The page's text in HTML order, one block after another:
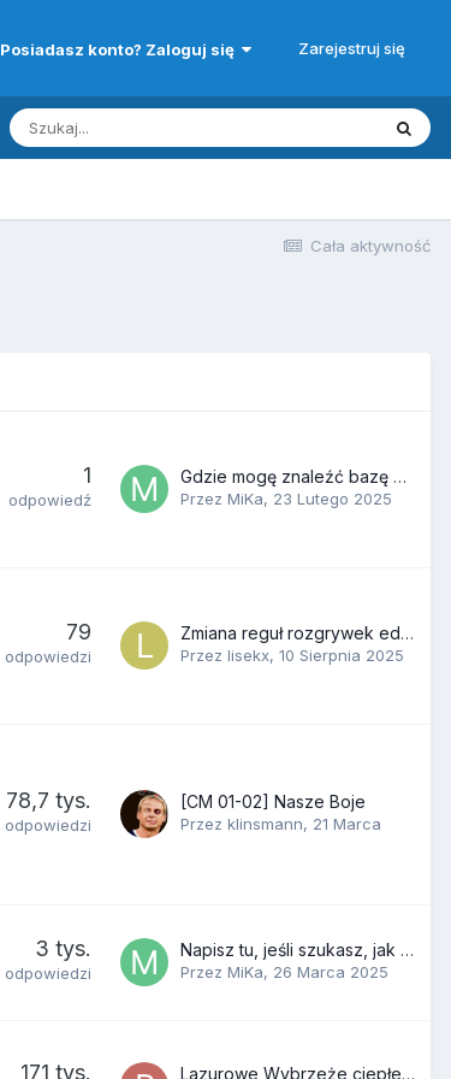
Posiadasz konto? Zaloguj się Zarejestruj się
Cała aktywność
1
odpowiedź
Gdzie mogę znaleźć bazę danych z wszystkimi polskimi klubami i ligami do Football Managera 2024?
Przez MiKa, 23 Lutego 2025
79
odpowiedzi
Zmiana reguł rozgrywek edytorem w trakcie gry - zadziała ?
Przez lisekx, 10 Sierpnia 2025
78,7 tys.
odpowiedzi
[CM 01-02] Nasze Boje
Przez klinsmann, 21 Marca
3 tys.
odpowiedzi
Napisz tu, jeśli szukasz, jak odtworzyć grę rzeczywistego zawodnika
Przez MiKa, 26 Marca 2025
171 tys. Lazurowe Wybrzeże ciepłe jak Stegna latem